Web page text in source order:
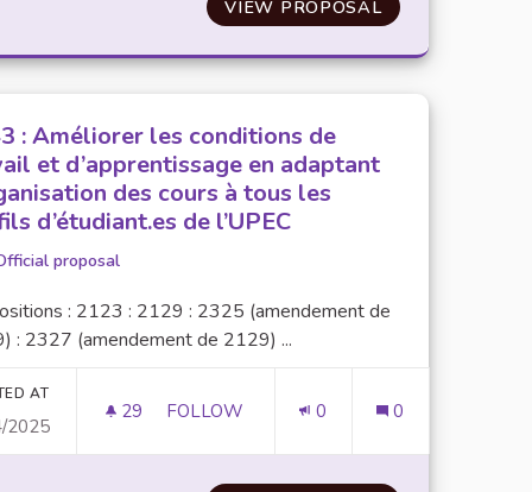
MEILLEURE REPRÉSENTATIVITÉ DE LA POPULATION
VIEW PROPOSALN°73 : FORMER
DANS LES SERVICES DE RESTAURATION DU CROUS
: Améliorer les conditions de
et d’apprentissage en adaptant
des cours à tous les
d’étudiant.es de l’UPEC
proposal
: 2123 : 2129 : 2325 (amendement de
: 2327 (amendement de 2129) ...
AT
2025
29 29 FOLLOWERS
FOLLOW 0 0